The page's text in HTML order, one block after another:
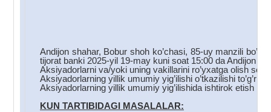
Andijon shahar, Bobur shoh ko’chasi, 85-uy manzili
tijorat banki 2025-yil 19-may kuni soat 15:00 da Andijon
Aksiyadorlarni va/yoki uning vakillarini ro’yxatga olish
Aksiyadorlarning yillik umumiy yig’ilishi o’tkazilishi
Aksiyadorlarning yillik umumiy yig’ilishida ishtirok etish
KUN TARTIBIDAGI MASALALAR: